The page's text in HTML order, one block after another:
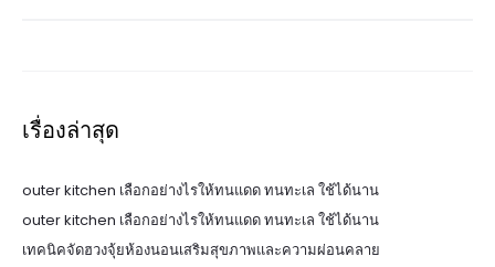
เรื่องล่าสุด
outer kitchen เลือกอย่างไรให้ทนแดด ทนทะเล ใช้ได้นาน
outer kitchen เลือกอย่างไรให้ทนแดด ทนทะเล ใช้ได้นาน
เทคนิคจัดฮวงจุ้ยห้องนอนเสริมสุขภาพและความผ่อนคลาย